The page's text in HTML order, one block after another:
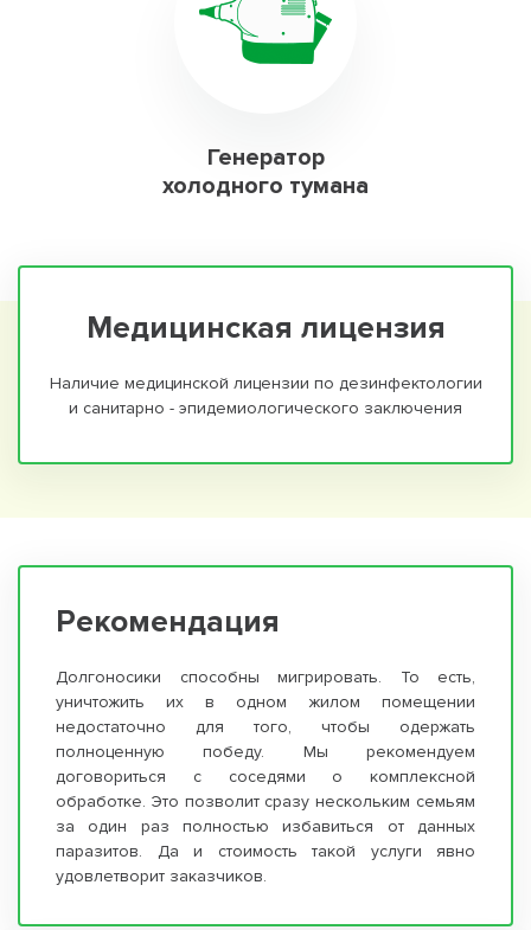
Генератор
холодного тумана
Медицинская лицензия
Наличие медицинской лицензии по дезинфектологии
и санитарно - эпидемиологического заключения
Рекомендация
Долгоносики способны мигрировать. То есть,
уничтожить их в одном жилом помещении
недостаточно для того, чтобы одержать
полноценную победу. Мы рекомендуем
договориться с соседями о комплексной
обработке. Это позволит сразу нескольким семьям
за один раз полностью избавиться от данных
паразитов. Да и стоимость такой услуги явно
удовлетворит заказчиков.